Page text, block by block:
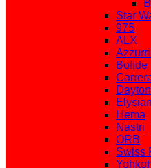
Star
975
ALX
Bolide
Elysian
Hema
Nastri
ORB
Swiss